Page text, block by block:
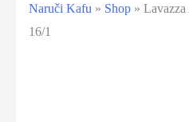
Naruči Kafu » Shop »
16/1